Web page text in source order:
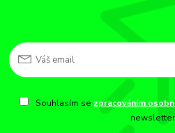
Souhlasím se zpracováním